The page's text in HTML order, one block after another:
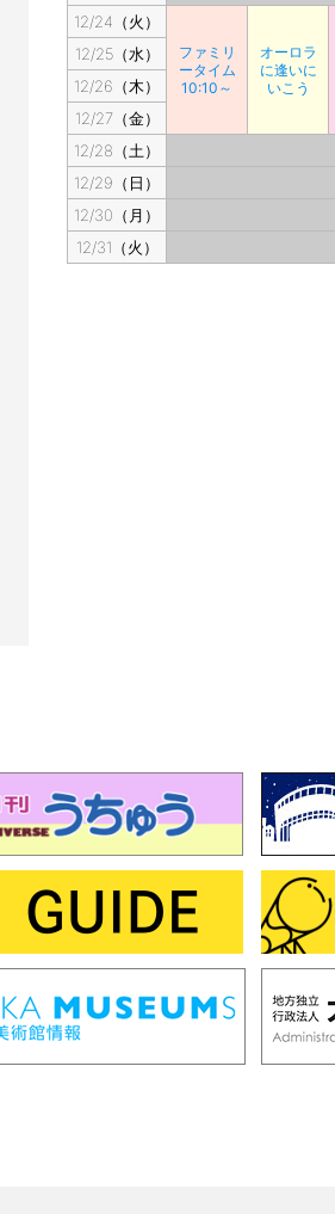
12/24（火）
ファミリ
ータイム
10:10～
オーロラ
に逢いに
いこう
12/25（水）
12/26（木）
12/27（金）
12/28（土）
12/29（日）
12/30（月）
12/31（火）